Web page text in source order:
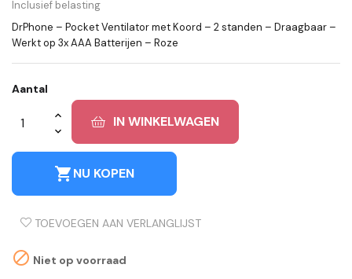
Inclusief belasting
DrPhone – Pocket Ventilator met Koord – 2 standen – Draagbaar –
Werkt op 3x AAA Batterijen – Roze
Aantal
IN WINKELWAGEN
shopping_cartNU KOPEN
TOEVOEGEN AAN VERLANGLIJST
 Niet op voorraad